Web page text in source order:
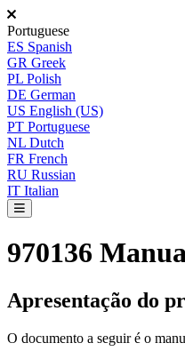
Portuguese
ES Spanish
GR Greek
PL Polish
DE German
US English (US)
PT Portuguese
NL Dutch
FR French
RU Russian
IT Italian
970136
Apresentação do
O documento a seguir é o